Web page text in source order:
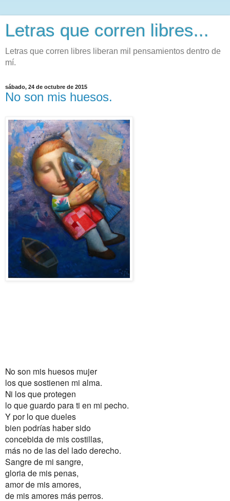
Letras que corren libres...
Letras que corren libres liberan mil pensamientos dentro de
mí.
sábado, 24 de octubre de 2015
No son mis huesos.
No son mis huesos mujer
los que sostienen mi alma.
Ni los que protegen
lo que guardo para ti en mi pecho.
Y por lo que dueles
bien podrías haber sido
concebida de mis costillas,
más no de las del lado derecho.
Sangre de mi sangre,
gloria de mis penas,
amor de mis amores,
de mis amores más perros.